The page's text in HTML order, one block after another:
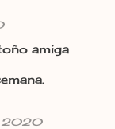
amiga
2020